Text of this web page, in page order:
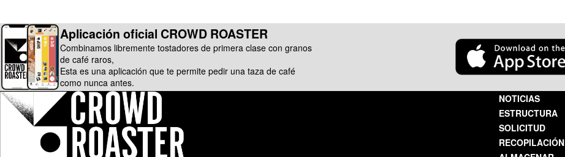
Aplicación oficial CROWD ROASTER
Combinamos libremente tostadores de primera clase con granos
de café raros,
Esta es una aplicación que te permite pedir una taza de café
como nunca antes.
NOTICIAS
ESTRUCTURA
SOLICITUD
RECOPILACIÓN